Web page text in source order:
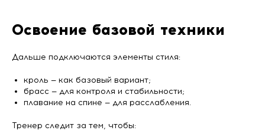
Освоение базовой техники
Дальше подключаются элементы стиля:
кроль — как базовый вариант;
брасс — для контроля и стабильности;
плавание на спине — для расслабления.
Тренер следит за тем, чтобы: